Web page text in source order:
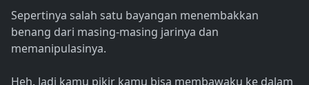
Sepertinya salah satu bayangan menembakkan
benang dari masing-masing jarinya dan
memanipulasinya.
Heh. Jadi kamu pikir kamu bisa membawaku ke dalam